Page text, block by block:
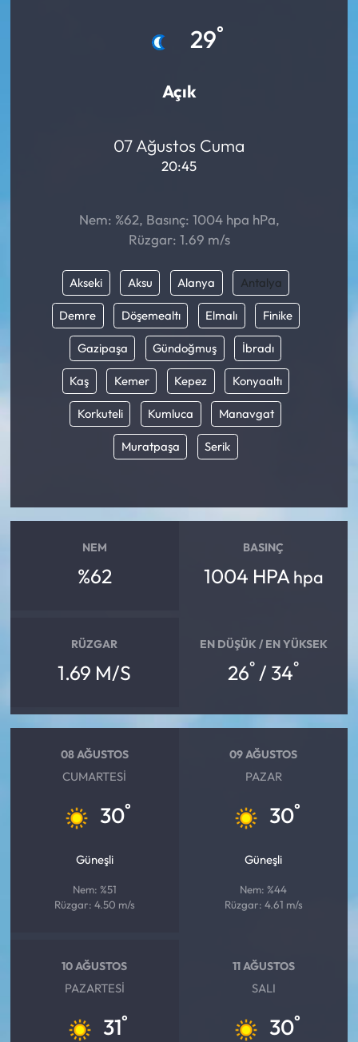
29°
Açık
07 Ağustos Cuma
20:45
Nem: %62, Basınç: 1004 hpa hPa,
Rüzgar: 1.69 m/s
Akseki Aksu Alanya Antalya
Demre Döşemealtı Elmalı Finike
Gazipaşa Gündoğmuş İbradı
Kaş Kemer Kepez Konyaaltı
Korkuteli Kumluca Manavgat
Muratpaşa Serik
NEM
%62
BASINÇ
1004 HPA hpa
RÜZGAR
1.69 M/S
EN DÜŞÜK / EN YÜKSEK
26° / 34°
08 AĞUSTOS
CUMARTESI
30°
Güneşli
Nem: %51
Rüzgar: 4.50 m/s
09 AĞUSTOS
PAZAR
30°
Güneşli
Nem: %44
Rüzgar: 4.61 m/s
10 AĞUSTOS
PAZARTESI
31°
11 AĞUSTOS
SALI
30°
İskilip Haberleri
Kültür Sanat
Laçin Haberleri
Magazin
Mecitözü Haberleri
Oğuzlar Haberleri
Osmancık Haberleri
Resmi Reklam
Sağlık
Spor
Sungurlu Haberleri
Uğurludağ Haberleri
Yayla Haber